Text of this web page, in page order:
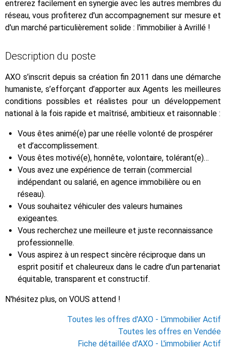
entrerez facilement en synergie avec les autres membres du
réseau, vous profiterez d'un accompagnement sur mesure et
d'un marché particulièrement solide : l'immobilier à Avrillé !
Description du poste
AXO s’inscrit depuis sa création fin 2011 dans une démarche
humaniste, s’efforçant d’apporter aux Agents les meilleures
conditions possibles et réalistes pour un développement
national à la fois rapide et maîtrisé, ambitieux et raisonnable :
Vous êtes animé(e) par une réelle volonté de prospérer
et d’accomplissement.
Vous êtes motivé(e), honnête, volontaire, tolérant(e)…
Vous avez une expérience de terrain (commercial
indépendant ou salarié, en agence immobilière ou en
réseau).
Vous souhaitez véhiculer des valeurs humaines
exigeantes.
Vous recherchez une meilleure et juste reconnaissance
professionnelle.
Vous aspirez à un respect sincère réciproque dans un
esprit positif et chaleureux dans le cadre d’un partenariat
équitable, transparent et constructif.
N'hésitez plus, on VOUS attend !
Toutes les offres d'AXO - L'immobilier Actif
Toutes les offres en Vendée
Fiche détaillée d'AXO - L'immobilier Actif